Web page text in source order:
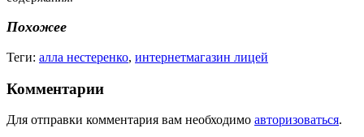
Похожее
Теги: алла нестеренко, интернетмагазин лицей
Комментарии
Для отправки комментария вам необходимо авторизоваться.